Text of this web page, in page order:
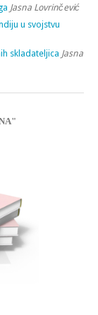
Jasna Lovrinčević
u svojstvu
skladateljica Jasna